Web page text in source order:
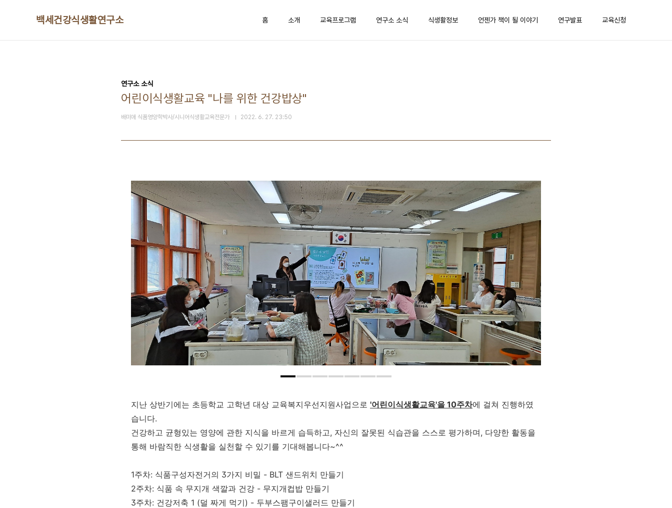
백세건강식생활연구소 홈 소개 교육프로그램 연구소 소식 식생활정보 언젠가 책이 될 이야기 연구발표 교육신청
연구소 소식
어린이식생활교육 "나를 위한 건강밥상"
배미애 식품영양학박사/시니어식생활교육전문가 2022. 6. 27. 23:50
지난 상반기에는 초등학교 고학년 대상 교육복지우선지원사업으로 '어린이식생활교육'을 10주차에 걸쳐 진행하였
습니다.
건강하고 균형있는 영양에 관한 지식을 바르게 습득하고, 자신의 잘못된 식습관을 스스로 평가하며, 다양한 활동을
통해 바람직한 식생활을 실천할 수 있기를 기대해봅니다~^^
1주차: 식품구성자전거의 3가지 비밀 - BLT 샌드위치 만들기
2주차: 식품 속 무지개 색깔과 건강 - 무지개컵밥 만들기
3주차: 건강저축 1 (덜 짜게 먹기) - 두부스팸구이샐러드 만들기